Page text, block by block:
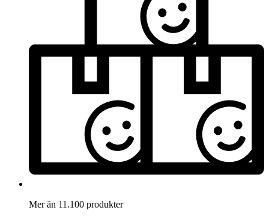
Mer än 11.100 produkter